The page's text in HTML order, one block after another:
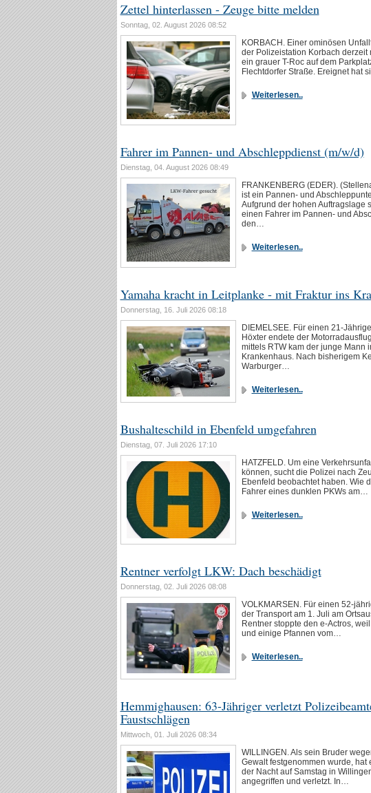
Zettel hinterlassen - Zeuge bitte melden
Sonntag, 02. August 2026 08:52
KORBACH. Einer ominösen
der Polizeistation Korbach derzeit
ein grauer T-Roc auf dem
Flechtdorfer Straße. Ereignet hat
Weiterlesen..
Fahrer im Pannen- und Abschleppdienst (m/w/d)
Dienstag, 04. August 2026 08:49
FRANKENBERG (EDER).
ist ein Pannen- und
Aufgrund der hohen Auftragslage
einen Fahrer im Pannen- und
den…
Weiterlesen..
Yamaha kracht in Leitplanke - mit Fraktur ins
Donnerstag, 16. Juli 2026 08:18
DIEMELSEE. Für einen 21-
Höxter endete der
mittels RTW kam der junge Mann
Krankenhaus. Nach bisherigem
Warburger…
Weiterlesen..
Bushalteschild in Ebenfeld umgefahren
Dienstag, 07. Juli 2026 17:10
HATZFELD. Um eine
können, sucht die Polizei nach
Ebenfeld beobachtet haben. Wie
Fahrer eines dunklen PKWs am…
Weiterlesen..
Rentner verfolgt LKW: Dach beschädigt
Donnerstag, 02. Juli 2026 08:08
VOLKMARSEN. Für einen 52-
der Transport am 1. Juli am
Rentner stoppte den e-Actros,
und einige Pfannen vom…
Weiterlesen..
Hemmighausen: 63-Jähriger verletzt
Faustschlägen
Mittwoch, 01. Juli 2026 08:34
WILLINGEN. Als sein Bruder
Gewalt festgenommen wurde, hat
der Nacht auf Samstag in
angegriffen und verletzt. In…